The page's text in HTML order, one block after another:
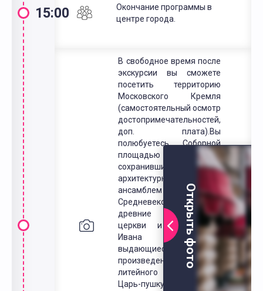
15:00
Окончание программы в
центре города.
В свободное время после
экскурсии вы сможете
посетить территорию
Московского Кремля
(самостоятельный осмотр
достопримечательностей,
доп. плата).Вы
полюбуетесь Соборной
площадью Кремля с
сохранившимся
архитектурным
ансамблем
Средневековья. Увидите
древние нарядные
церкви и колокольню
Ивана Великого,
выдающиеся
произведения русского
литейного искусства —
Царь-пушку и Царь-
Открыть фото